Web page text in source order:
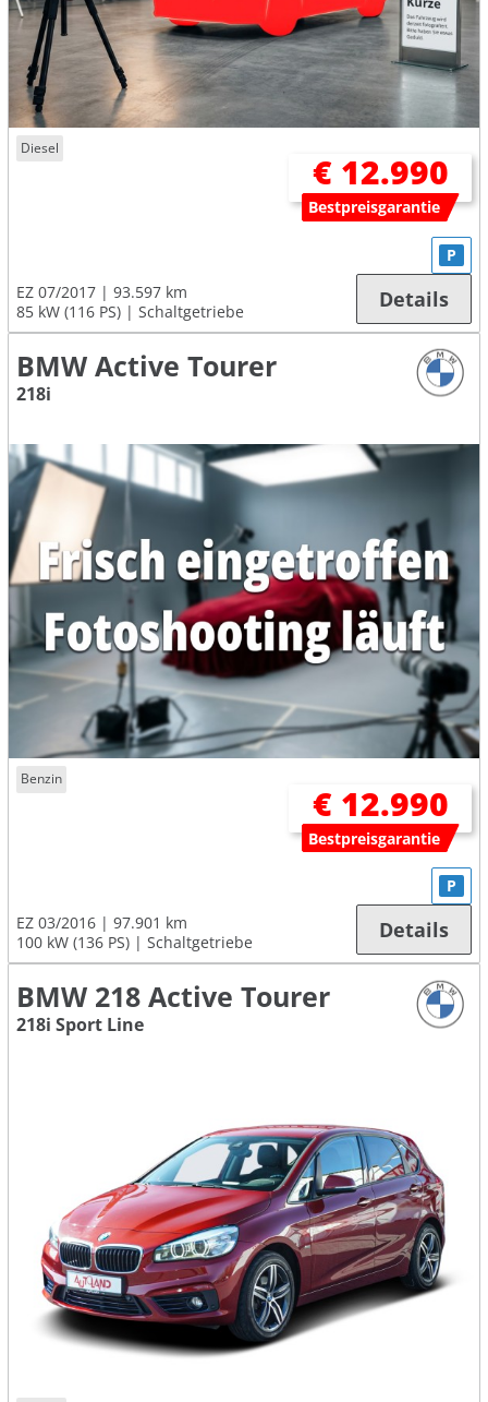
Diesel
€ 12.990
Bestpreisgarantie
EZ 07/2017
93.597 km
85 kW (116 PS)
Schaltgetriebe
P
Details
BMW Active Tourer
218i
Benzin
€ 12.990
Bestpreisgarantie
EZ 03/2016
97.901 km
100 kW (136 PS)
Schaltgetriebe
P
Details
BMW 218 Active Tourer
218i Sport Line